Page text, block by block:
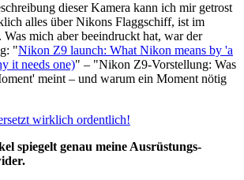
dieser Kamera kann ich mir getrost
alles über Nikons Flaggschiff, ist im
Was mich aber beeindruckt hat, war der
"Nikon Z9 launch: What Nikon means by 'a
it needs one)" – "Nikon Z9-Vorstellung: Was
meint – und warum ein Moment nötig
wirklich ordentlich!
spiegelt genau meine Ausrüstungs-